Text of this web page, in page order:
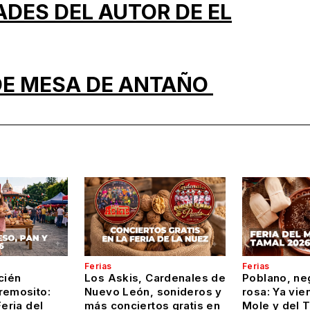
DEL AUTOR DE EL
MESA DE ANTAÑO
del
Ferias
Los Askis, Cardenales de
Nuevo León, sonideros y
más conciertos gratis en
Ferias
Poblano,
rosa: Ya
Mole y del